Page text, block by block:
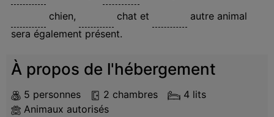
chien, chat et
autre animal
sera également présent.
À propos de l'hébergement
5 personnes 2 chambres
4 lits
Animaux autorisés